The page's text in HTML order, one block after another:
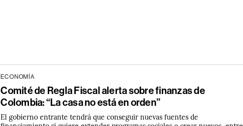
ECONOMÍA
Comité de Regla Fiscal alerta sobre finanzas de
Colombia: “La casa no está en orden”
El gobierno entrante tendrá que conseguir nuevas fuentes de